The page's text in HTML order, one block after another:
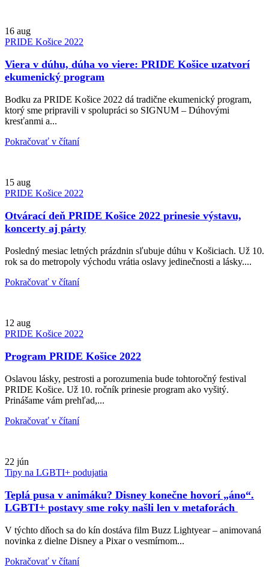
16 aug
PRIDE Košice 2022
Viera v dúhu, dúha vo viere: PRIDE Košice uzatvorí
ekumenický program
Bodku za PRIDE Košice 2022 dá tradične ekumenický program,
ktorý sme pripravili v spolupráci so SIGNUM – Dúhovými
kresťanmi a...
Pokračovať v čítaní
15 aug
PRIDE Košice 2022
Otvárací deň PRIDE Košice 2022 prinesie výstavu,
koncerty aj párty
Posledný mesiac letných prázdnin sľubuje dúhu v Košiciach. Už 10.
rok sa do metropoly východu vrátia oslavy jedinečnosti a lásky....
Pokračovať v čítaní
12 aug
PRIDE Košice 2022
Program PRIDE Košice 2022
Oslavou lásky, pestrosti a porozumenia bude tohtoročný festival
PRIDE Košice. Už 10. ročník prinesie program ako vyšitý.
Prinášame vám prehľad,...
Pokračovať v čítaní
22 jún
Tipy na LGBTI+ podujatia
Teplá pusa v animáku? Disney konečne hovorí „áno“.
LGBTI+ postavy sme roky našli len v metaforách
V týchto dňoch sa do kín dostáva film Buzz Lightyear – animovaná
novinka z dielne Disney a Pixar o vesmírnom...
Pokračovať v čítaní